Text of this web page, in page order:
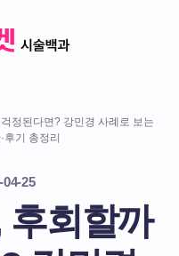
정된다면? 강민경 사례로 보는
후기 총정리
04-25
후회할까